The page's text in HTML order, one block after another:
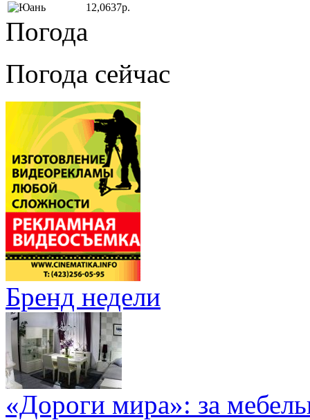
12,0637р.
Погода
Погода сейчас
Бренд недели
«Дороги мира»: за